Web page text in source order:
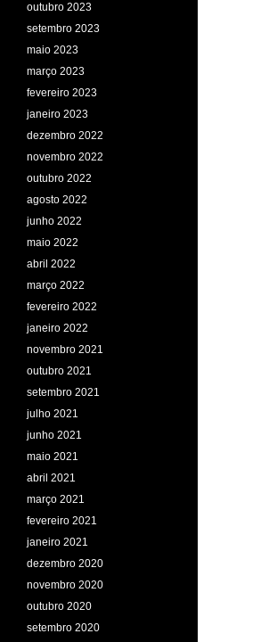
outubro 2023
setembro 2023
maio 2023
março 2023
fevereiro 2023
janeiro 2023
dezembro 2022
novembro 2022
outubro 2022
agosto 2022
junho 2022
maio 2022
abril 2022
março 2022
fevereiro 2022
janeiro 2022
novembro 2021
outubro 2021
setembro 2021
julho 2021
junho 2021
maio 2021
abril 2021
março 2021
fevereiro 2021
janeiro 2021
dezembro 2020
novembro 2020
outubro 2020
setembro 2020